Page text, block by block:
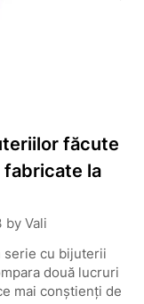
făcute
fabricate la
by Vali
serie cu bijuterii
două lucruri
mai conștienți de